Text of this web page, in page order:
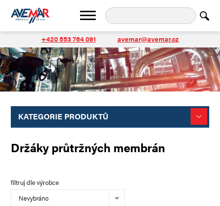
+420 553 764 091 avemar@avemar.cz
KATEGORIE PRODUKTŮ
Držáky průtržných membrán
filtruj dle výrobce
Nevybráno